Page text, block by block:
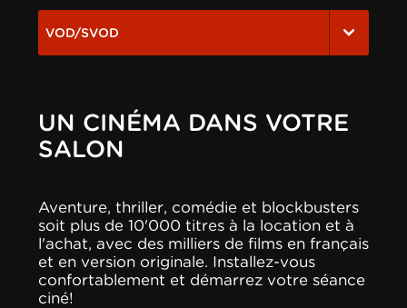
VOD/SVOD
UN CINÉMA DANS VOTRE
SALON
Aventure, thriller, comédie et blockbusters
soit plus de 10'000 titres à la location et à
l'achat, avec des milliers de films en français
et en version originale. Installez-vous
confortablement et démarrez votre séance
ciné!